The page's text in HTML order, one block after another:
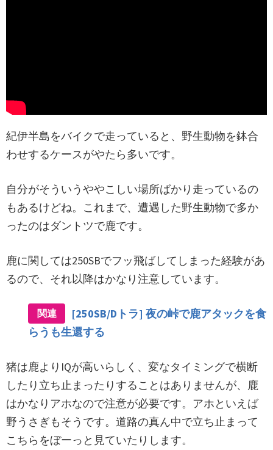
紀伊半島をバイクで走っていると、野生動物を鉢合
わせするケースがやたら多いです。
自分がそういうややこしい場所ばかり走っているの
もあるけどね。これまで、遭遇した野生動物で多か
ったのはダントツで鹿です。
鹿に関しては250SBでフッ飛ばしてしまった経験があ
るので、それ以降はかなり注意しています。
関連
[250SB/Dトラ] 夜の峠で鹿アタックを食
らうも生還する
猪は鹿よりIQが高いらしく、変なタイミングで横断
したり立ち止まったりすることはありませんが、鹿
はかなりアホなので注意が必要です。アホといえば
野うさぎもそうです。道路の真ん中で立ち止まって
こちらをぼーっと見ていたりします。